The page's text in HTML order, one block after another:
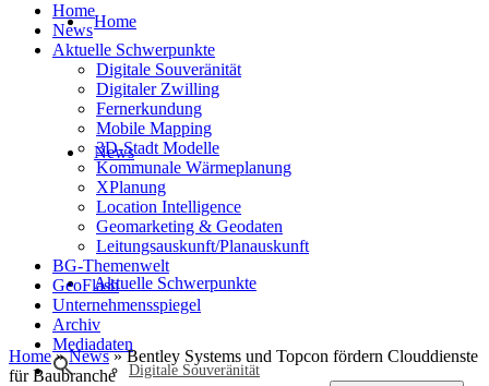
Home
News
Aktuelle Schwerpunkte
Digitale Souveränität
Home
News
Aktuelle Schwerpunkte
Digitale Souveränität
Digitaler Zwilling
Fernerkundung
Mobile Mapping
3D-Stadt Modelle
Kommunale Wärmeplanung
XPlanung
Location Intelligence
Geomarketing & Geodaten
Leitungsauskunft/Planauskunft
BG-Themenwelt
GeoFlash
Unternehmensspiegel
Archiv
Mediadaten
Home»News»Bentley Systems und Topcon fördern Clouddienste
für Baubranche